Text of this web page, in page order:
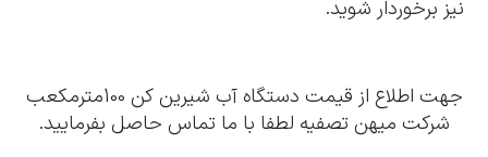
نیز برخوردار شوید.
جهت اطلاع از قیمت دستگاه آب شیرین کن 100مترمکعب
شرکت میهن تصفیه لطفا با ما تماس حاصل بفرمایید.